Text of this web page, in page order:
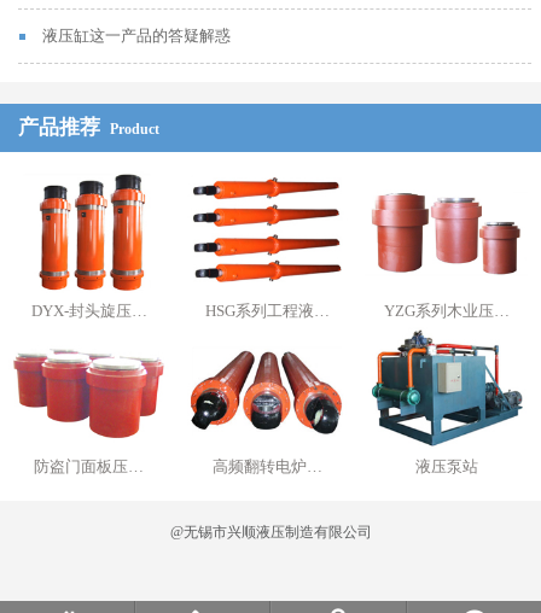
液压缸这一产品的答疑解惑
产品推荐 Product
DYX-封头旋压… HSG系列工程液… YZG系列木业压…
防盗门面板压… 高频翻转电炉… 液压泵站
@无锡市兴顺液压制造有限公司